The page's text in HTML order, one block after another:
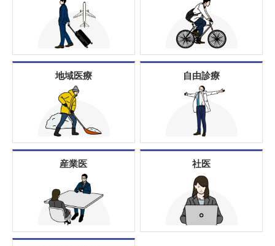
地域医療 自由診療
産業医 社医